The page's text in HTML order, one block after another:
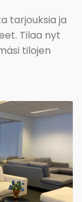
tarjouksia ja
Tilaa nyt
tilojen